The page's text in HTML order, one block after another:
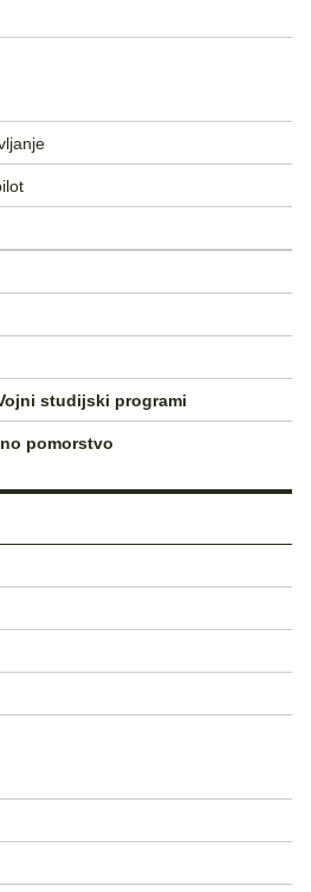
studijski programi
pomorstvo